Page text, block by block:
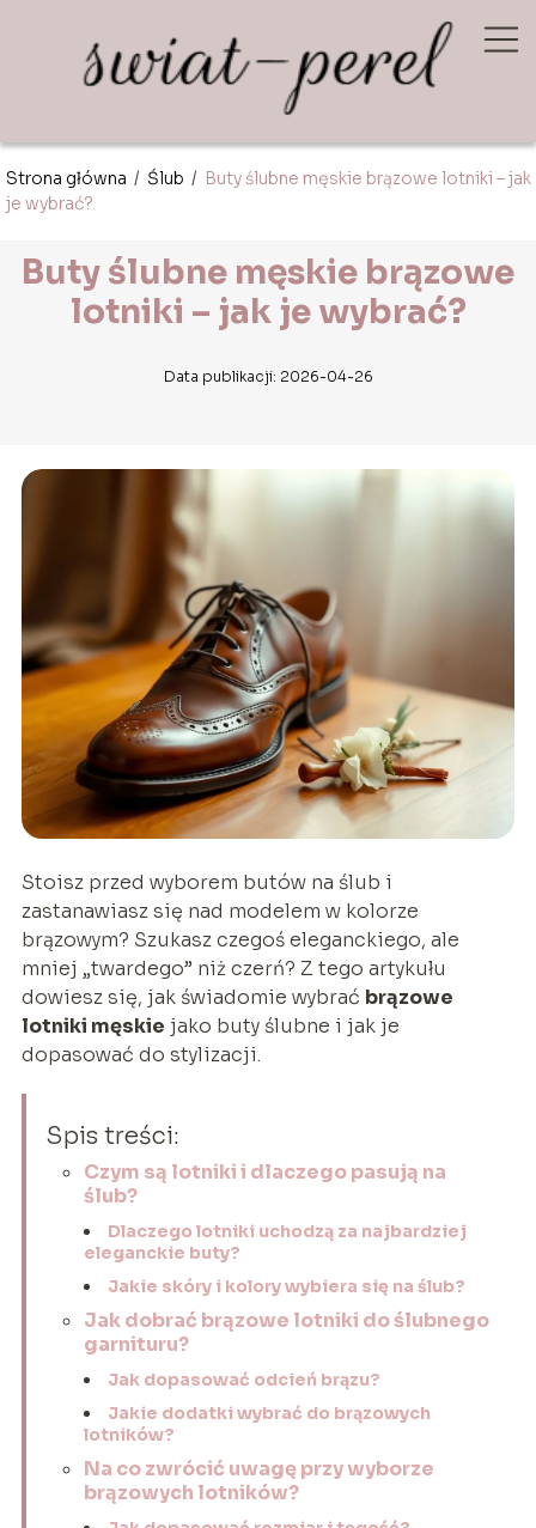
Strona główna / Ślub / Buty ślubne męskie brązowe lotniki – jak
je wybrać?
Buty ślubne męskie brązowe
lotniki – jak je wybrać?
Data publikacji: 2026-04-26
Stoisz przed wyborem butów na ślub i
zastanawiasz się nad modelem w kolorze
brązowym? Szukasz czegoś eleganckiego, ale
mniej „twardego” niż czerń? Z tego artykułu
dowiesz się, jak świadomie wybrać brązowe
lotniki męskie jako buty ślubne i jak je
dopasować do stylizacji.
Spis treści:
Czym są lotniki i dlaczego pasują na
ślub?
Dlaczego lotniki uchodzą za najbardziej
eleganckie buty?
Jakie skóry i kolory wybiera się na ślub?
Jak dobrać brązowe lotniki do ślubnego
garnituru?
Jak dopasować odcień brązu?
Jakie dodatki wybrać do brązowych
lotników?
Na co zwrócić uwagę przy wyborze
brązowych lotników?